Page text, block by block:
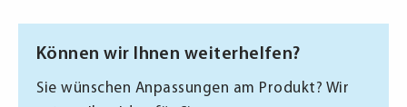
Können wir Ihnen weiterhelfen?
Sie wünschen Anpassungen am Produkt? Wir